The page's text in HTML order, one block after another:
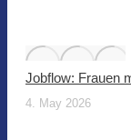
Jobflow: Frauen
4. May 2026